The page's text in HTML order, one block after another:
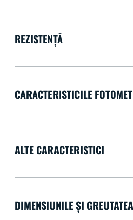
REZISTENȚĂ
CARACTERISTICILE
ALTE CARACTERISTICI
DIMENSIUNILE ȘI